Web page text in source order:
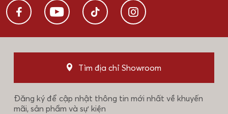
Tìm địa chỉ Showroom
Đăng ký để cập nhật thông tin mới nhất về khuyến
mãi, sản phẩm và sự kiện